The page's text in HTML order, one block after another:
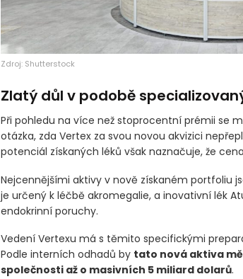
Zdroj: Shutterstock
Zlatý důl v podobě
Při pohledu na více než stoprocentní prémii se
otázka, zda Vertex za svou novou akvizici
potenciál získaných léků však naznačuje, že
Nejcennějšími aktivy v nově získaném portfoliu
je určený k léčbě akromegalie, a inovativní lék
endokrinní poruchy.
Vedení Vertexu má s těmito specifickými
Podle interních odhadů by tato nová aktiva
společnosti až o masivních 5 miliard dolarů.